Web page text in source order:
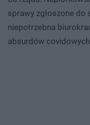
sprawy zgłoszone do
niepotrzebna
absurdów